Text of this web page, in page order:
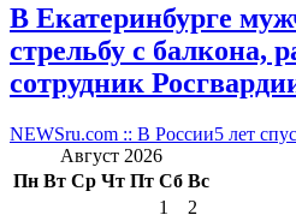
В Екатеринбурге
стрельбу с балкона,
сотрудник
NEWSru.com :: В России5 лет
Август 2026
Пн Вт Ср Чт Пт Сб Вс
1
2